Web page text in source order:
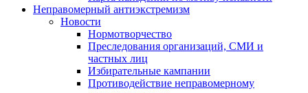
Неправомерный антиэкстремизм
Новости
Нормотворчество
Преследования организаций, СМИ и
частных лиц
Избирательные кампании
Противодействие неправомерному